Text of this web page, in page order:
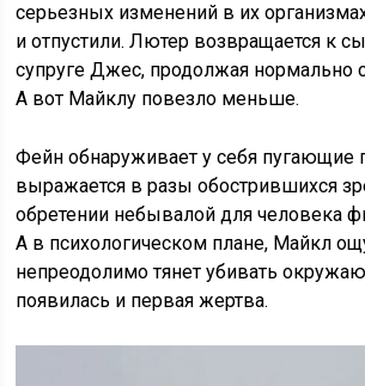
серьезных изменений в их
и отпустили. Лютер возвращается к
супруге Джес, продолжая нормально
А вот Майклу повезло меньше.
Фейн обнаруживает у себя пугающие
выражается в разы обострившихся
обретении небывалой для человека
А в психологическом плане, Майкл
непреодолимо тянет убивать
появилась и первая жертва.